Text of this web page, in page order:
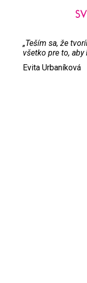
„Teším sa, že
všetko pre to, aby
Evita Urbaníková